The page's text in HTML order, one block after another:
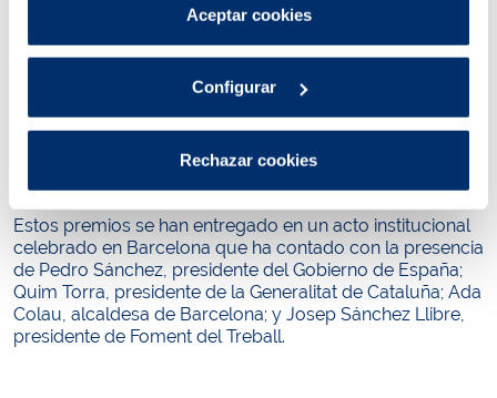
Puedes consultar más información en nuestra
Aceptar cookies
Configurar
Rechazar cookies
administraciones correspondientes.
Anualmente, Foment del Treball Nacional reconoce el
esfuerzo y determinación de iniciativas destacadas de
nuestro entorno por su compromiso con el desarrollo
social y empresarial con los premios Carles Ferrer Salat,
lideró el renacimiento de esta organización con la llegada
de la democracia.
Estos premios se han entregado en un acto institucional
celebrado en Barcelona que ha contado con la presencia
de Pedro Sánchez, presidente del Gobierno de España;
Quim Torra, presidente de la Generalitat de Cataluña; Ada
Colau, alcaldesa de Barcelona; y Josep Sánchez Llibre,
presidente de Foment del Treball.